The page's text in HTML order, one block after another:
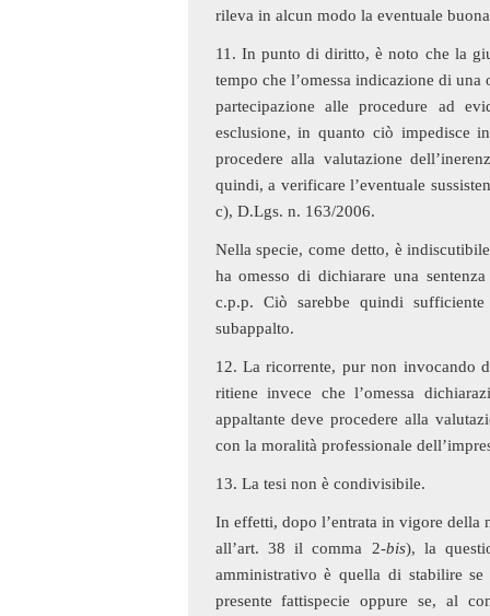
rileva in alcun modo la eventuale
11. In punto di diritto, è noto che la
tempo che l’omessa indicazione di
partecipazione alle procedure ad
esclusione, in quanto ciò impedisce
procedere alla valutazione
quindi, a verificare l’eventuale
c), D.Lgs. n. 163/2006.
Nella specie, come detto, è
ha omesso di dichiarare una
c.p.p. Ciò sarebbe quindi
subappalto.
12. La ricorrente, pur non invocando
ritiene invece che l’omessa
appaltante deve procedere alla
con la moralità professionale
13. La tesi non è condivisibile.
In effetti, dopo l’entrata in vigore
all’art. 38 il comma 2-bis), la
amministrativo è quella di stabilire
presente fattispecie oppure se, al